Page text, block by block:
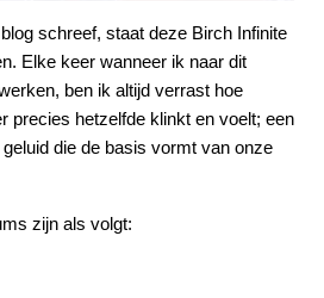
schreef, staat deze Birch Infinite
Elke keer wanneer ik naar dit
ben ik altijd verrast hoe
precies hetzelfde klinkt en voelt; een
die de basis vormt van onze
zijn als volgt: